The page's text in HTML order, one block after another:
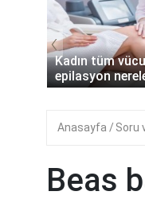
Erkek tüm
epilasyon kaç
‹
Anasayfa Soru
Beas